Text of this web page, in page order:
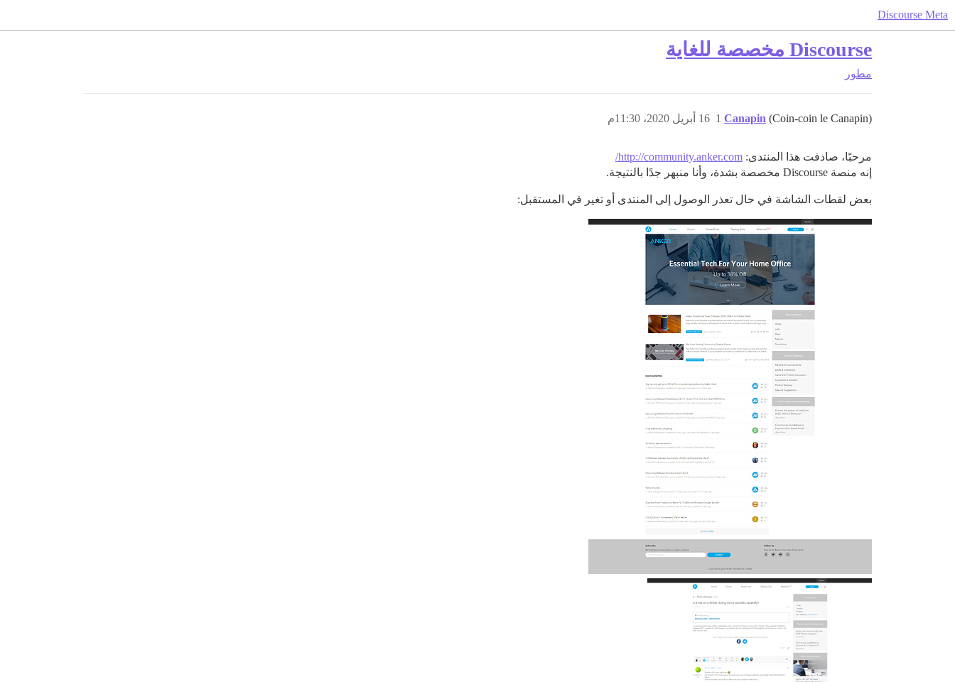
Discourse Meta
Discourse مخصصة للغاية
مطور
Canapin (Coin-coin le Canapin) 16 أبريل 2020، 11:30م 1
مرحبًا، صادفت هذا المنتدى: http://community.anker.com/
إنه منصة Discourse مخصصة بشدة، وأنا منبهر جدًا بالنتيجة.
بعض لقطات الشاشة في حال تعذر الوصول إلى المنتدى أو تغير في المستقبل: